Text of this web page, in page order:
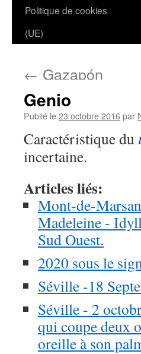
contenu
Politique de cookies
(UE)
← Gazapón
Genio
Publié le23 octobre 2016par
Caractéristique du
incertaine.
Articles liés:
Mont-de-
Madeleine -
Sud Ouest.
2020 sous le
Séville -18
Séville - 2
qui coupe deux
oreille à son